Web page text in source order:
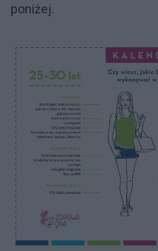
poniżej.